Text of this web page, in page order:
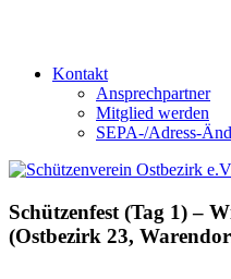
Kontakt
Ansprechpartner
Mitglied werden
SEPA-/Adress-
Schützenfest (Tag 1) –
(Ostbezirk 23,